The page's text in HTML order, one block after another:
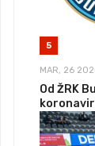
5
MAR, 26
Od ŽRK